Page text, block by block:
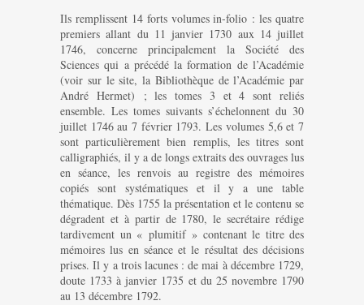
Ils remplissent 14 forts volumes in-folio : les quatre
premiers allant du 11 janvier 1730 aux 14 juillet
1746, concerne principalement la Société des
Sciences qui a précédé la formation de l’Académie
(voir sur le site, la Bibliothèque de l’Académie par
André Hermet) ; les tomes 3 et 4 sont reliés
ensemble. Les tomes suivants s’échelonnent du 30
juillet 1746 au 7 février 1793. Les volumes 5,6 et 7
sont particulièrement bien remplis, les titres sont
calligraphiés, il y a de longs extraits des ouvrages lus
en séance, les renvois au registre des mémoires
copiés sont systématiques et il y a une table
thématique. Dès 1755 la présentation et le contenu se
dégradent et à partir de 1780, le secrétaire rédige
tardivement un « plumitif » contenant le titre des
mémoires lus en séance et le résultat des décisions
prises. Il y a trois lacunes : de mai à décembre 1729,
doute 1733 à janvier 1735 et du 25 novembre 1790
au 13 décembre 1792.